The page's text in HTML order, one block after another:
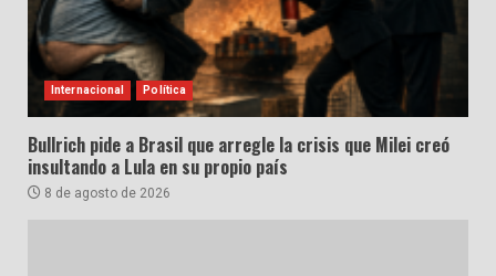
Internacional Política
Bullrich pide a Brasil que arregle la crisis que Milei creó
insultando a Lula en su propio país
8 de agosto de 2026